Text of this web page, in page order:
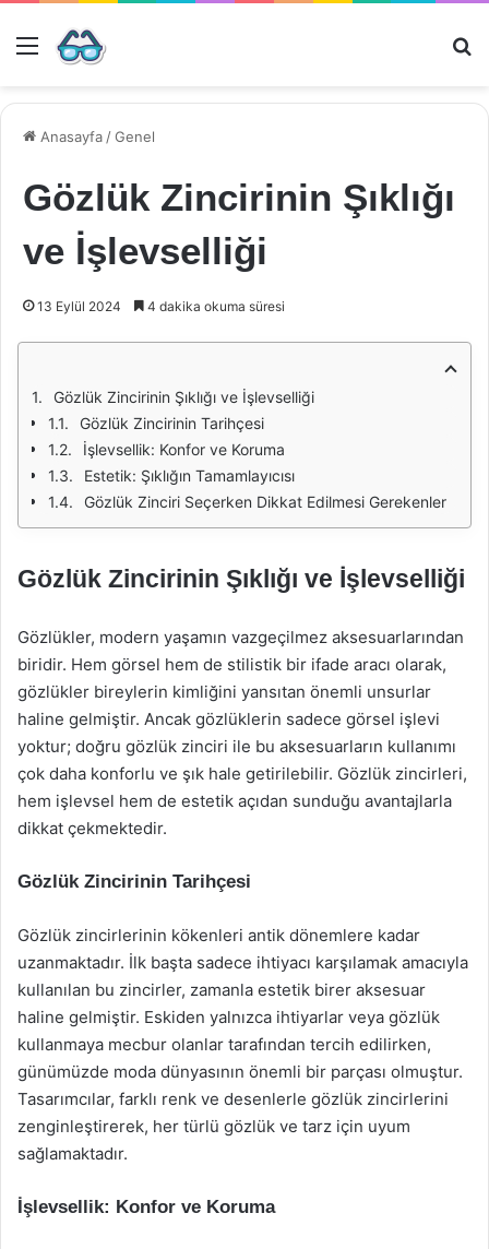
Menü
Anasayfa /Genel
Gözlük Zincirinin Şıklığı
ve İşlevselliği
13 Eylül 2024 4 dakika okuma süresi
Gözlük Zincirinin Şıklığı ve İşlevselliği
Gözlük Zincirinin Tarihçesi
İşlevsellik: Konfor ve Koruma
Estetik: Şıklığın Tamamlayıcısı
Gözlük Zinciri Seçerken Dikkat Edilmesi Gerekenler
Gözlük Zincirinin Şıklığı ve İşlevselliği
Gözlükler, modern yaşamın vazgeçilmez aksesuarlarından
biridir. Hem görsel hem de stilistik bir ifade aracı olarak,
gözlükler bireylerin kimliğini yansıtan önemli unsurlar
haline gelmiştir. Ancak gözlüklerin sadece görsel işlevi
yoktur; doğru gözlük zinciri ile bu aksesuarların kullanımı
çok daha konforlu ve şık hale getirilebilir. Gözlük zincirleri,
hem işlevsel hem de estetik açıdan sunduğu avantajlarla
dikkat çekmektedir.
Gözlük Zincirinin Tarihçesi
Gözlük zincirlerinin kökenleri antik dönemlere kadar
uzanmaktadır. İlk başta sadece ihtiyacı karşılamak amacıyla
kullanılan bu zincirler, zamanla estetik birer aksesuar
haline gelmiştir. Eskiden yalnızca ihtiyarlar veya gözlük
kullanmaya mecbur olanlar tarafından tercih edilirken,
günümüzde moda dünyasının önemli bir parçası olmuştur.
Tasarımcılar, farklı renk ve desenlerle gözlük zincirlerini
zenginleştirerek, her türlü gözlük ve tarz için uyum
sağlamaktadır.
İşlevsellik: Konfor ve Koruma